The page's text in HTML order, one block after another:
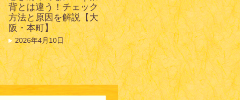
背とは違う！チェック
方法と原因を解説【大
阪・本町】
2026年4月10日